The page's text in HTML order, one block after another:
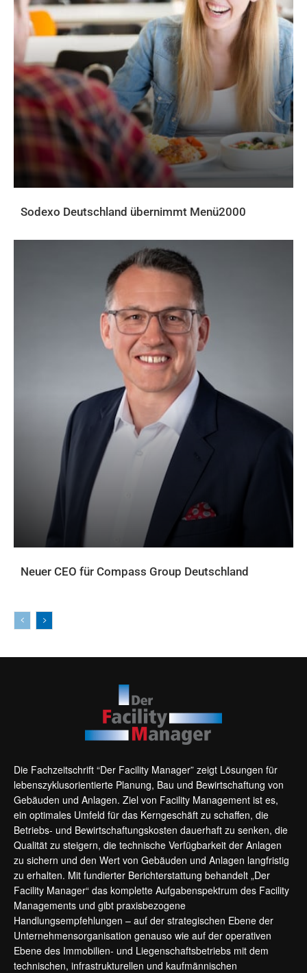
Sodexo Deutschland übernimmt Menü2000
Neuer CEO für Compass Group Deutschland
Die Fachzeitschrift “Der Facility Manager” zeigt Lösungen für
lebenszyklusorientierte Planung, Bau und Bewirtschaftung von
Gebäuden und Anlagen. Ziel von Facility Management ist es,
ein optimales Umfeld für das Kerngeschäft zu schaffen, die
Betriebs- und Bewirtschaftungskosten dauerhaft zu senken, die
Qualität zu steigern, die technische Verfügbarkeit der Anlagen
zu sichern und den Wert von Gebäuden und Anlagen langfristig
zu erhalten. Mit fundierter Berichterstattung behandelt „Der
Facility Manager“ das komplette Aufgabenspektrum des Facility
Managements und gibt praxisbezogene
Handlungsempfehlungen – auf der strategischen Ebene der
Unternehmensorganisation genauso wie auf der operativen
Ebene des Immobilien- und Liegenschaftsbetriebs mit dem
technischen, infrastrukturellen und kaufmännischen